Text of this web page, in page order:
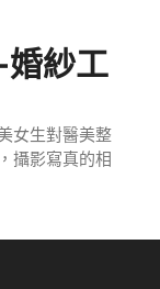
婚紗工
女生對醫美整
攝影寫真的相